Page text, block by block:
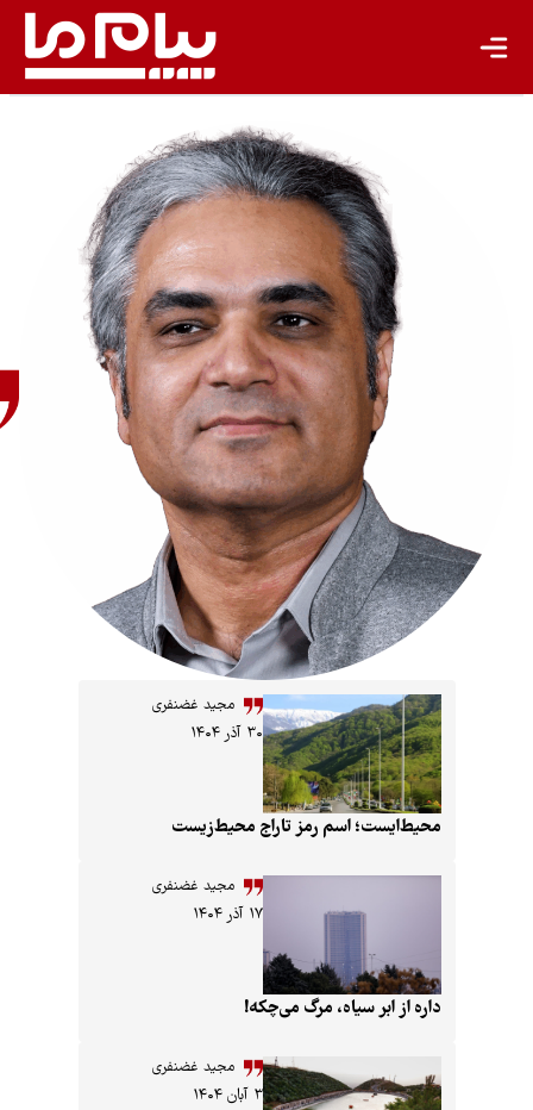
غضنفری
کارشناس
مجید غضنفری
۳۰ آذر ۱۴۰۴
اسم رمز تاراج محیط‌زیست
ابر سیاه، مرگ می‌چکه!
مجید غضنفری
۳ آبان ۱۴۰۴